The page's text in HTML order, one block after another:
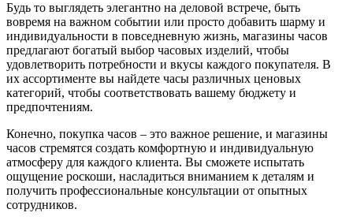
Будь то выглядеть элегантно на деловой встрече, быть
вовремя на важном событии или просто добавить шарму и
индивидуальности в повседневную жизнь, магазины часов
предлагают богатый выбор часовых изделий, чтобы
удовлетворить потребности и вкусы каждого покупателя. В
их ассортименте вы найдете часы различных ценовых
категорий, чтобы соответствовать вашему бюджету и
предпочтениям.
Конечно, покупка часов – это важное решение, и магазины
часов стремятся создать комфортную и индивидуальную
атмосферу для каждого клиента. Вы сможете испытать
ощущение роскоши, насладиться вниманием к деталям и
получить профессиональные консультации от опытных
сотрудников.